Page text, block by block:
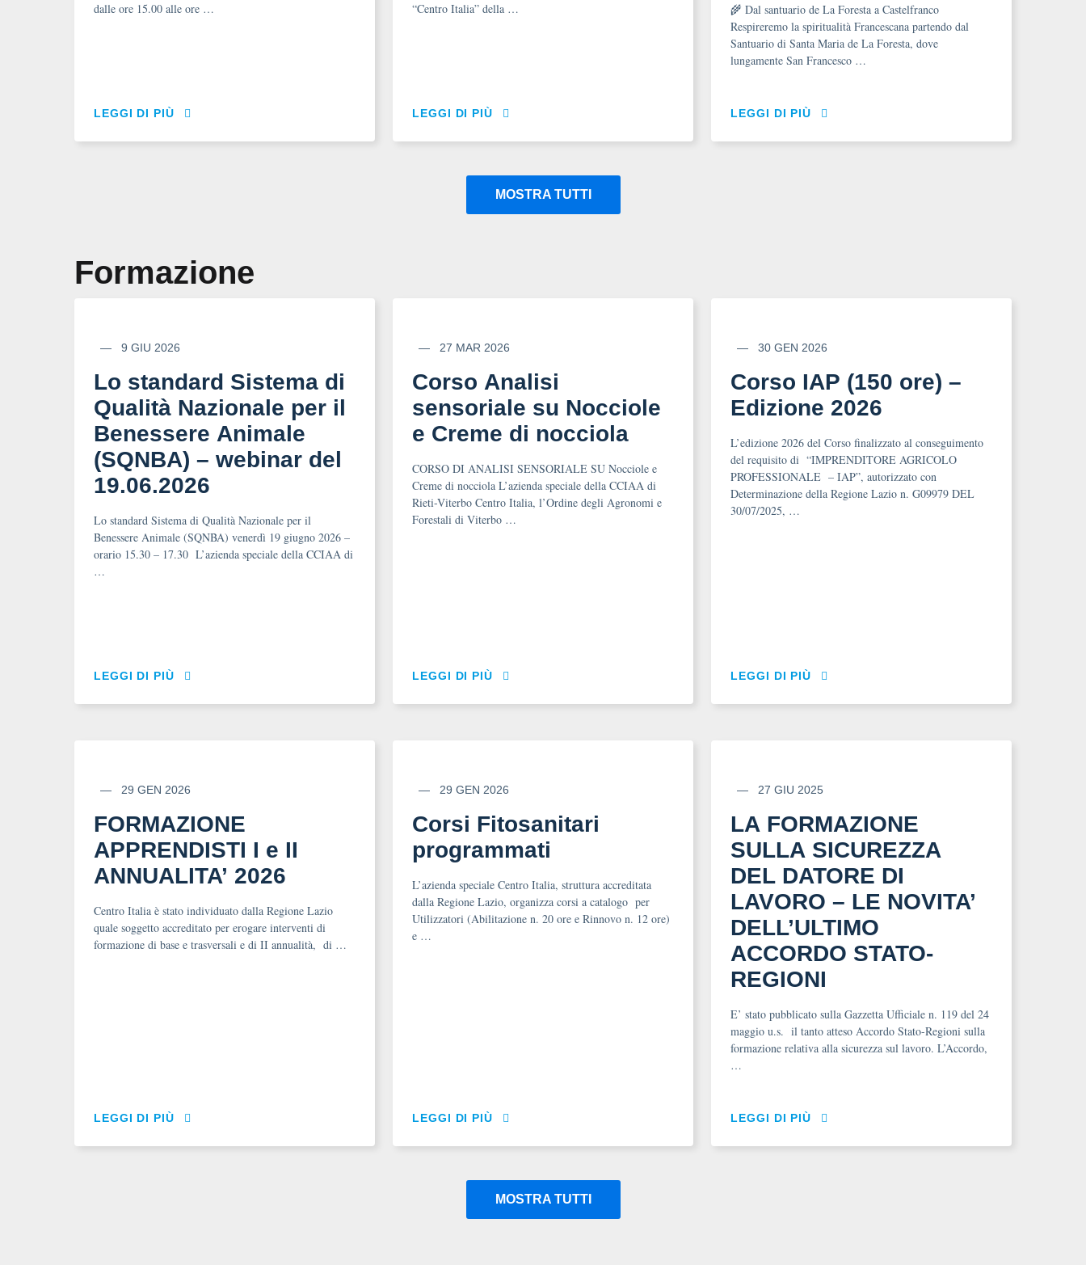
dalle ore 15.00 alle ore …
LEGGI DI PIÙ
“Centro Italia” della …
LEGGI DI PIÙ
🌾 Dal santuario de La Foresta a Castelfranco
Respireremo la spiritualità Francescana partendo dal
Santuario di Santa Maria de La Foresta, dove
lungamente San Francesco …
LEGGI DI PIÙ
MOSTRA TUTTI
Formazione
9 GIU 2026
Lo standard Sistema di
Qualità Nazionale per il
Benessere Animale
(SQNBA) – webinar del
19.06.2026
Lo standard Sistema di Qualità Nazionale per il
Benessere Animale (SQNBA) venerdì 19 giugno 2026 –
orario 15.30 – 17.30 L’azienda speciale della CCIAA di
…
LEGGI DI PIÙ
27 MAR 2026
Corso Analisi
sensoriale su Nocciole
e Creme di nocciola
CORSO DI ANALISI SENSORIALE SU Nocciole e
Creme di nocciola L’azienda speciale della CCIAA di
Rieti-Viterbo Centro Italia, l’Ordine degli Agronomi e
Forestali di Viterbo …
LEGGI DI PIÙ
30 GEN 2026
Corso IAP (150 ore) –
Edizione 2026
L’edizione 2026 del Corso finalizzato al conseguimento
del requisito di “IMPRENDITORE AGRICOLO
PROFESSIONALE – IAP”, autorizzato con
Determinazione della Regione Lazio n. G09979 DEL
30/07/2025, …
LEGGI DI PIÙ
29 GEN 2026
FORMAZIONE
APPRENDISTI I e II
ANNUALITA’ 2026
Centro Italia è stato individuato dalla Regione Lazio
quale soggetto accreditato per erogare interventi di
formazione di base e trasversali e di II annualità, di …
LEGGI DI PIÙ
29 GEN 2026
Corsi Fitosanitari
programmati
L’azienda speciale Centro Italia, struttura accreditata
dalla Regione Lazio, organizza corsi a catalogo per
Utilizzatori (Abilitazione n. 20 ore e Rinnovo n. 12 ore)
e …
LEGGI DI PIÙ
27 GIU 2025
LA FORMAZIONE
SULLA SICUREZZA
DEL DATORE DI
LAVORO – LE NOVITA’
DELL’ULTIMO
ACCORDO STATO-
REGIONI
E’ stato pubblicato sulla Gazzetta Ufficiale n. 119 del 24
maggio u.s. il tanto atteso Accordo Stato-Regioni sulla
formazione relativa alla sicurezza sul lavoro. L’Accordo,
…
LEGGI DI PIÙ
MOSTRA TUTTI